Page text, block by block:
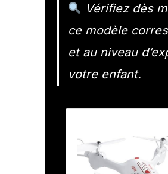
Vérifiez dès
ce modèle
et au niveau
votre enfant.